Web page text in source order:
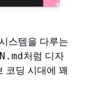
스템을 다루는
처럼 디자
코딩 시대에 꽤